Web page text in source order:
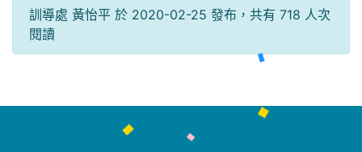
訓導處 黃怡平 於 2020-02-25 發布，共有 718 人次
閱讀